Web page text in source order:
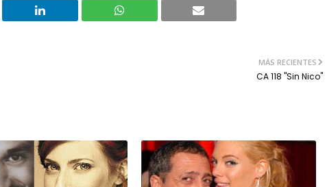
MÁS RECIENTES
CA 118 "Sin Nico"